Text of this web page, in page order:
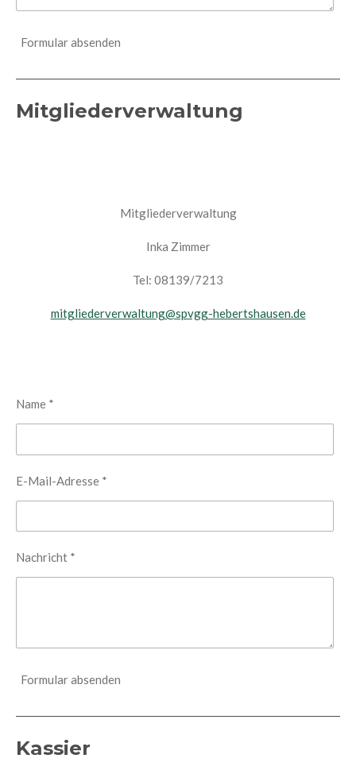
Formular absenden
Mitgliederverwaltung
Mitgliederverwaltung
Inka Zimmer
Tel: 08139/7213
mitgliederverwaltung@spvgg-hebertshausen.de
Name *
E-Mail-Adresse *
Nachricht *
Formular absenden
Kassier